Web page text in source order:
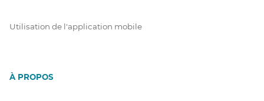
Utilisation de l'application mobile
À PROPOS